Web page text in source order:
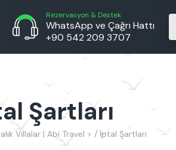
Rezervasyon & Destek
WhatsApp ve Çağrı Hattı
+90 542 209 3707
Şartları
Villalar | Abi Travel > İptal Şartları